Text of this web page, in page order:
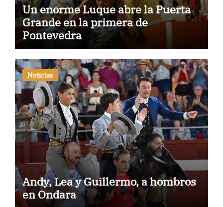
Un enorme Luque abre la Puerta
Grande en la primera de
Pontevedra
Noticias
Andy, Lea y Guillermo, a hombros
en Ondara